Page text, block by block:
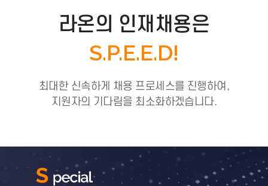
라온의 인재채용은
S.P.E.E.D!
최대한 신속하게 채용 프로세스를 진행하여,
지원자의 기다림을 최소화하겠습니다.